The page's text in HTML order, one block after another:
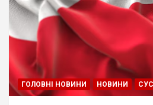
ГОЛОВНІ НОВИНИ НОВИНИ